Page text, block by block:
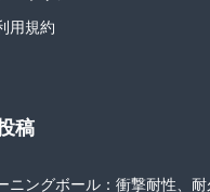
用規約
稿
ニングボール：衝撃耐性、